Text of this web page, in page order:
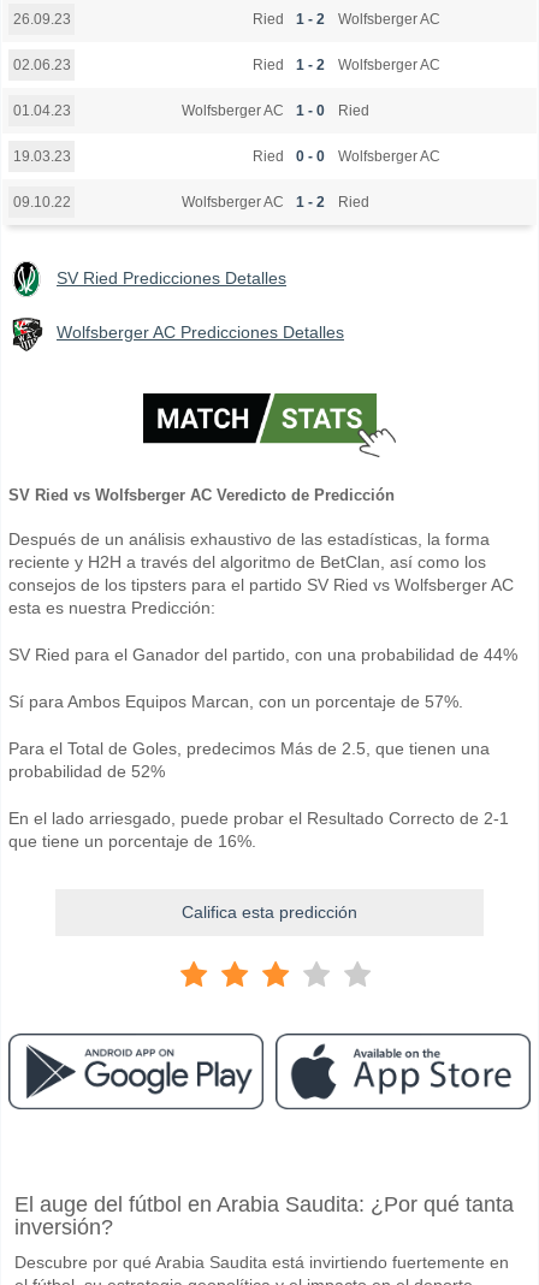
26.09.23 Ried 1 - 2 Wolfsberger AC
02.06.23 Ried 1 - 2 Wolfsberger AC
01.04.23 Wolfsberger AC 1 - 0 Ried
19.03.23 Ried 0 - 0 Wolfsberger AC
09.10.22 Wolfsberger AC 1 - 2 Ried
SV Ried Predicciones Detalles
Wolfsberger AC Predicciones Detalles
SV Ried vs Wolfsberger AC Veredicto de Predicción
Después de un análisis exhaustivo de las estadísticas, la forma
reciente y H2H a través del algoritmo de BetClan, así como los
consejos de los tipsters para el partido SV Ried vs Wolfsberger AC
esta es nuestra Predicción:
SV Ried para el Ganador del partido, con una probabilidad de 44%
Sí para Ambos Equipos Marcan, con un porcentaje de 57%.
Para el Total de Goles, predecimos Más de 2.5, que tienen una
probabilidad de 52%
En el lado arriesgado, puede probar el Resultado Correcto de 2-1
que tiene un porcentaje de 16%.
Califica esta predicción
El partido entre SV Ried v Wolfsberger AC 09 May 2026 16:00.
El auge del fútbol en Arabia Saudita: ¿Por qué tanta
inversión?
Descubre por qué Arabia Saudita está invirtiendo fuertemente en